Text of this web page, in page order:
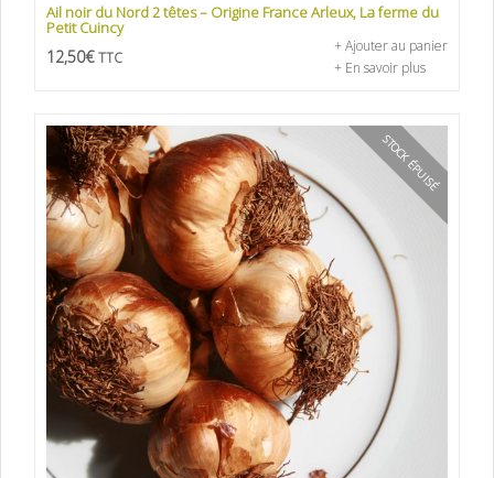
Ail noir du Nord 2 têtes – Origine France Arleux, La ferme du
Petit Cuincy
12,50€ TTC
+ Ajouter au panier
+ En savoir plus
STOCK ÉPUISÉ